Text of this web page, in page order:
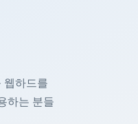
웹하드를
하는 분들